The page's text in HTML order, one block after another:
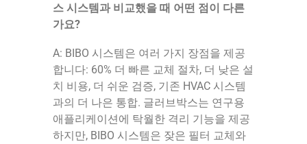
스 시스템과 비교했을 때 어떤 점이 다른
가요?
A: BIBO 시스템은 여러 가지 장점을 제공
합니다: 60% 더 빠른 교체 절차, 더 낮은 설
치 비용, 더 쉬운 검증, 기존 HVAC 시스템
과의 더 나은 통합. 글러브박스는 연구용
애플리케이션에 탁월한 격리 기능을 제공
하지만, BIBO 시스템은 잦은 필터 교체와